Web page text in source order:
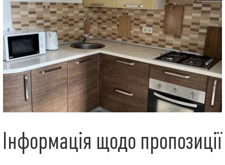
Інформація щодо пропозиції